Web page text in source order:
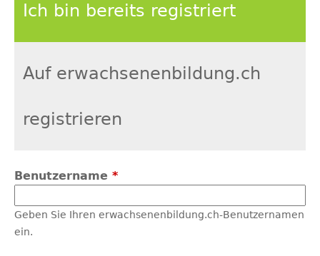
Ich bin bereits registriert
Auf erwachsenenbildung.ch
registrieren
Benutzername *
Geben Sie Ihren erwachsenenbildung.ch-Benutzernamen
ein.